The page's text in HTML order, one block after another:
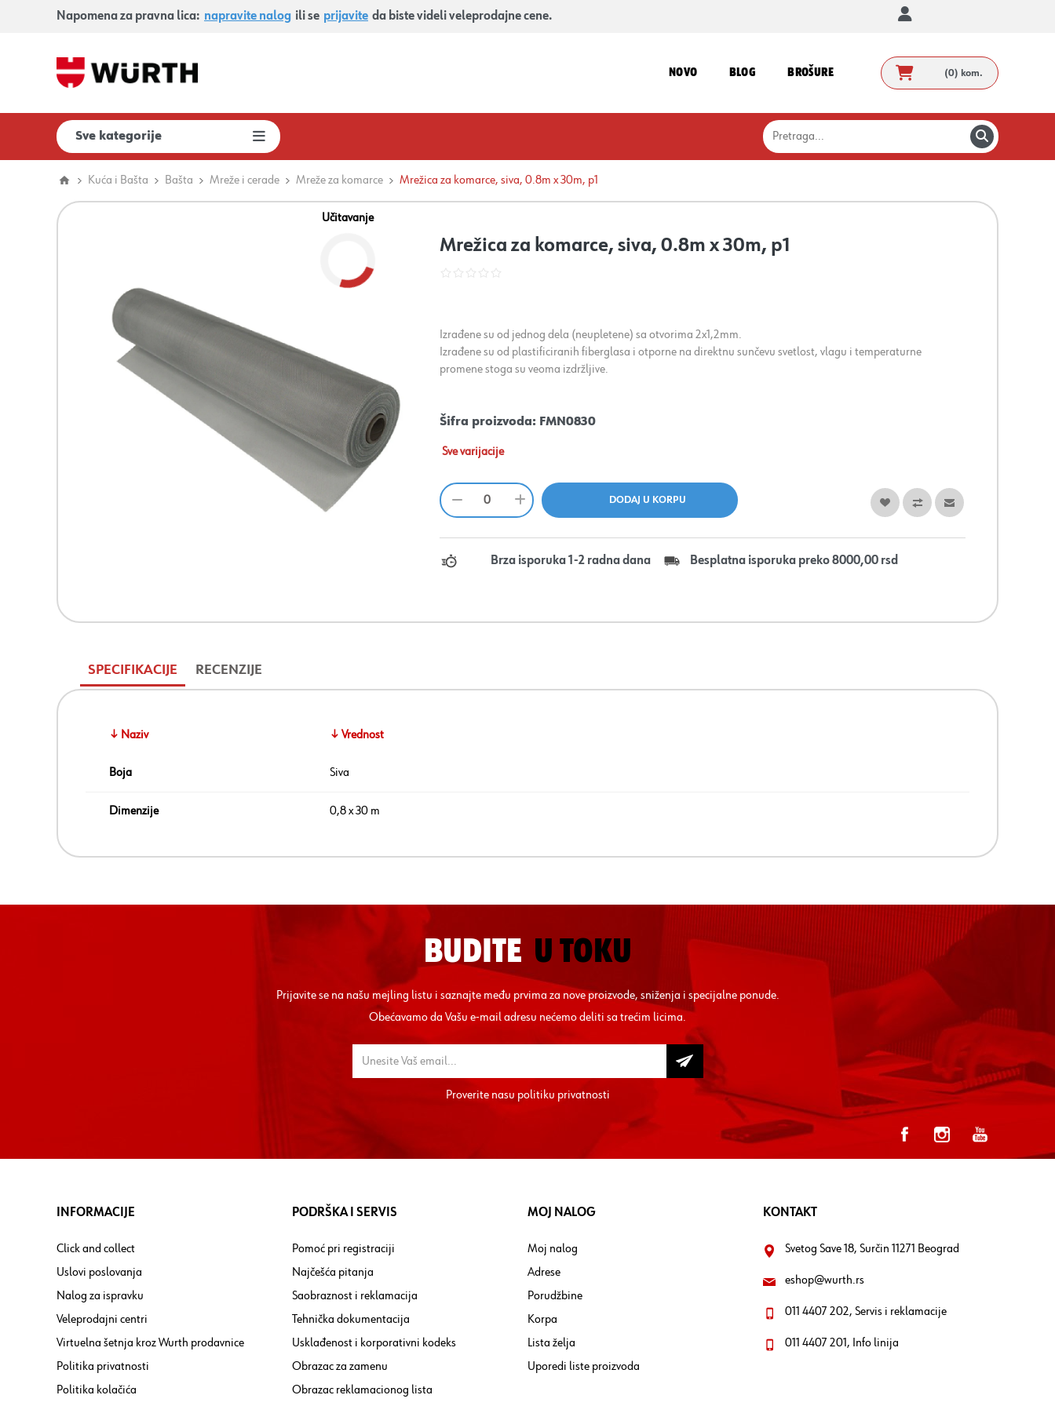
Napomena za pravna lica: napravite nalog ili se prijavite da biste videli veleprodajne cene.
NOVO BLOG BROŠURE (0) kom.
Sve kategorije
Kuća i Bašta Bašta Mreže i cerade Mreže za komarce Mrežica za komarce, siva, 0.8m x 30m, p1
Učitavanje
Mrežica za komarce, siva, 0.8m x 30m, p1
Izrađene su od jednog dela (neupletene) sa otvorima 2x1,2mm.
Izrađene su od plastificiranih fiberglasa i otporne na direktnu sunčevu svetlost, vlagu i temperaturne
promene stoga su veoma izdržljive.
Šifra proizvoda: FMN0830
Sve varijacije
Brza isporuka 1-2 radna dana Besplatna isporuka preko 8000,00 rsd
SPECIFIKACIJE RECENZIJE
↓ Naziv ↓ Vrednost
Boja Siva
Dimenzije 0,8 x 30 m
BUDITE U TOKU
Prijavite se na našu mejling listu i saznajte među prvima za nove proizvode, sniženja i specijalne ponude.
Obećavamo da Vašu e-mail adresu nećemo deliti sa trećim licima.
Proverite nasupolitiku privatnosti
INFORMACIJE
Click and collect
Uslovi poslovanja
Nalog za ispravku
Veleprodajni centri
Virtuelna šetnja kroz Wurth prodavnice
Politika privatnosti
Politika kolačića
PODRŠKA I SERVIS
Pomoć pri registraciji
Najčešća pitanja
Saobraznost i reklamacija
Tehnička dokumentacija
Usklađenost i korporativni kodeks
Obrazac za zamenu
Obrazac reklamacionog lista
MOJ NALOG
Moj nalog
Adrese
Porudžbine
Korpa
Lista želja
Uporedi liste proizvoda
KONTAKT
Svetog Save 18, Surčin 11271 Beograd
eshop@wurth.rs
011 4407 202, Servis i reklamacije
011 4407 201, Info linija